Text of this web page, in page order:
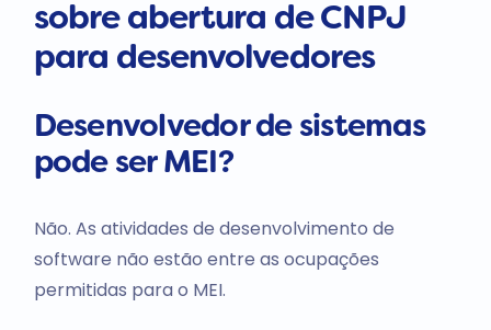
sobre abertura de CNPJ
para desenvolvedores
Desenvolvedor de sistemas
pode ser MEI?
Não. As atividades de desenvolvimento de
software não estão entre as ocupações
permitidas para o MEI.